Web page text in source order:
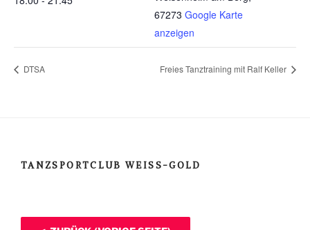
67273 Google Karte
anzeigen
DTSA Freies Tanztraining mit Ralf Keller
TANZSPORTCLUB WEISS-GOLD